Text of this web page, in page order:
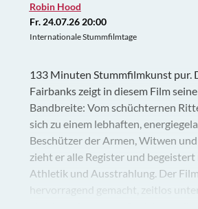
Robin Hood
Fr. 24.07.26 20:00
Internationale Stummfilmtage
133 Minuten Stummfilmkunst pur.
Fairbanks zeigt in diesem Film
Bandbreite: Vom schüchternen
sich zu einem lebhaften,
Beschützer der Armen, Witwen
zieht er alle Register und
Athletik und Ausstrahlung. Der
hervorragend gemacht, zeitlos